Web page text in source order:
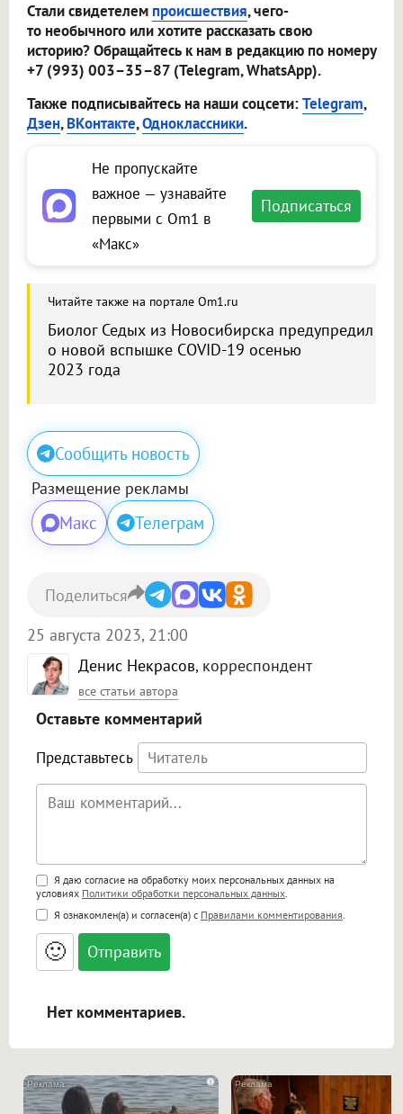
Стали свидетелем происшествия, чего-
то необычного или хотите рассказать свою
историю? Обращайтесь к нам в редакцию по номеру
+7 (993) 003–35–87 (Telegram, WhatsApp).
Также подписывайтесь на наши соцсети:Telegram,
Дзен,ВКонтакте,Одноклассники.
Не пропускайте
важное — узнавайте
первыми с Om1 в
«Макс»
Подписаться
Читайте также на портале Om1.ru
Биолог Седых из Новосибирска предупредил
о новой вспышке COVID-19 осенью
2023 года
Сообщить новость
Размещение рекламы
Макс Телеграм
Денис Некрасов, корреспондент
все статьи автора
25 августа 2023, 21:00
Поделиться
Оставьте комментарий
Представьтесь
Поддержка HTML
<b>, <strong>, <u>, <i>, <em>, <s>, <big>,
<small>, <sup>, <sub>, <pre>, <ul>, <ol>, <li>,
<blockquote>, <code> экранирует HTML,
адреса URL автоматически становятся
ссылками, и [img]адрес[/img] будет
Я даю согласие на обработку моих персональных данных на
условиях Политики обработки персональных данных
Я ознакомлен(а) и согласен(а) с Правилами комментирования
🙂
Нет комментариев.
i